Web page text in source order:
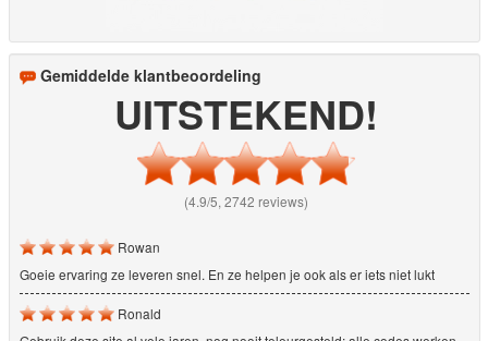
Gemiddelde klantbeoordeling
UITSTEKEND!
(4.9/5, 2742 reviews)
Rowan
Goeie ervaring ze leveren snel. En ze helpen je ook als er iets niet lukt
Ronald